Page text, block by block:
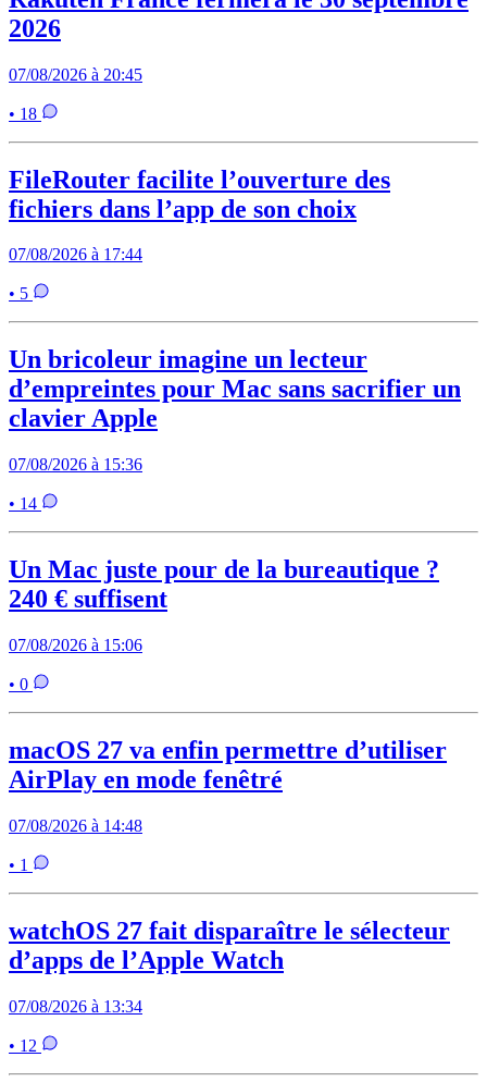
2026
07/08/2026 à 20:45
• 18
FileRouter facilite l’ouverture des
fichiers dans l’app de son choix
07/08/2026 à 17:44
• 5
Un bricoleur imagine un lecteur
d’empreintes pour Mac sans sacrifier un
clavier Apple
07/08/2026 à 15:36
• 14
Un Mac juste pour de la bureautique ?
240 € suffisent
07/08/2026 à 15:06
• 0
macOS 27 va enfin permettre d’utiliser
AirPlay en mode fenêtré
07/08/2026 à 14:48
• 1
watchOS 27 fait disparaître le sélecteur
d’apps de l’Apple Watch
07/08/2026 à 13:34
• 12